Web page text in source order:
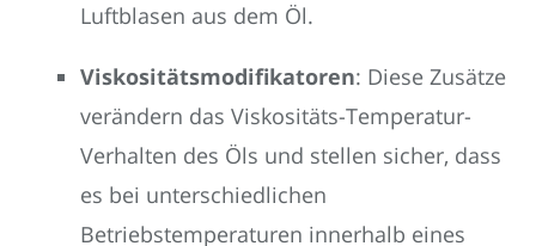
Luftblasen aus dem Öl.
Viskositätsmodifikatoren: Diese Zusätze
verändern das Viskositäts-Temperatur-
Verhalten des Öls und stellen sicher, dass
es bei unterschiedlichen
Betriebstemperaturen innerhalb eines